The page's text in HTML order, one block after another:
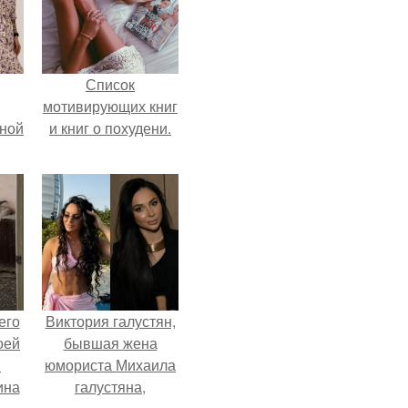
Список
мотивирующих книг
и книг о похудени.
Виктория галустян,
бывшая жена
юмориста Михаила
галустяна,